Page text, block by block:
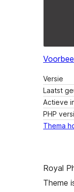
Versie
Laatst
Actieve
PHP
Thema
Royal
Theme